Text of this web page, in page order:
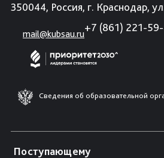
350044, Россия, г. Краснодар,
mail@kubsau.ru
+7 (861) 221-
Сведения об образовательной
Поступающему